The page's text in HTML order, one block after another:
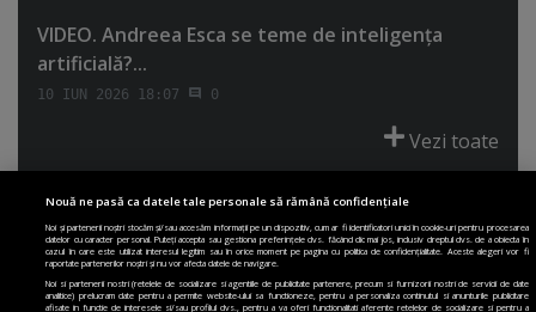
VIDEO. Andreea Esca se teme de inteligenţa
artificială?...
10 IUN 2026 18:07 0
Vezi toate
PRIMA PAGINĂ
POLITICA DE COLECTARE ACORD COOKIE
POLITICA DE CONFIDENȚIALITATE
DESPRE SITE
ECHIPA
Nouă ne pasă ca datele tale personale să rămână confidențiale
Noi și partenerii noștri stocăm și/sau accesăm informații pe un dispozitiv, cum ar fi identificatori unici în cookie-uri pentru procesarea
datelor cu caracter personal. Puteți accepta sau gestiona preferințele dvs. făcând clic mai jos, inclusiv dreptul dvs. de a obiecta în
cazul în care este utilizat interesul legitim sau în orice moment pe pagina cu politica de confidențialitate. Aceste alegeri vor fi
raportate partenerilor noștri și nu vor afecta datele de navigare.
Noi si partenerii nostri (retelele de socializare si agentiile de publicitate partenere, precum si furnizorii nostri de servicii de date
analitice) prelucram date pentru a permite website-ului sa functioneze, pentru a personaliza continutul si anunturile publicitare
afisate in functie de interesele si/sau profilul dvs., pentru a va oferi functionalitati aferente retelelor de socializare si pentru a